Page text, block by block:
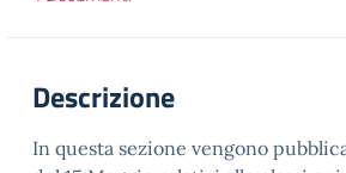
Descrizione
In questa sezione vengono